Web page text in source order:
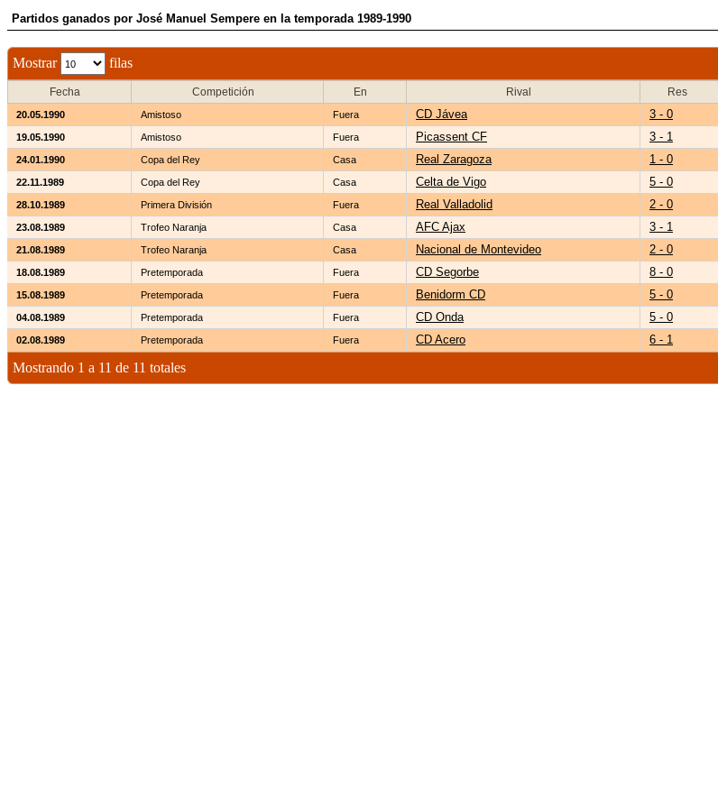
Partidos ganados por José Manuel Sempere en la temporada 1989-1990
Mostrar filas
Fecha Competición En Rival Res
20.05.1990 Amistoso Fuera CD Jávea 3 - 0
19.05.1990 Amistoso Fuera Picassent CF 3 - 1
24.01.1990 Copa del Rey Casa Real Zaragoza 1 - 0
22.11.1989 Copa del Rey Casa Celta de Vigo 5 - 0
28.10.1989 Primera División Fuera Real Valladolid 2 - 0
23.08.1989 Trofeo Naranja Casa AFC Ajax 3 - 1
21.08.1989 Trofeo Naranja Casa Nacional de Montevideo 2 - 0
18.08.1989 Pretemporada Fuera CD Segorbe 8 - 0
15.08.1989 Pretemporada Fuera Benidorm CD 5 - 0
04.08.1989 Pretemporada Fuera CD Onda 5 - 0
02.08.1989 Pretemporada Fuera CD Acero 6 - 1
Mostrando 1 a 11 de 11 totales